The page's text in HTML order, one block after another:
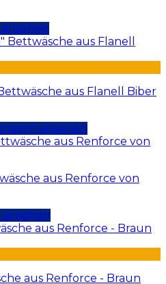
aus Flanell Biber
ansehen
aus Renforce von
aus Renforce - Braun